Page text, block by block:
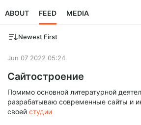
ABOUT FEED MEDIA
Newest First
Jun 07 2022 05:24
Сайтостроение
Помимо основной литературной
разрабатываю современные сайты и
своей студии